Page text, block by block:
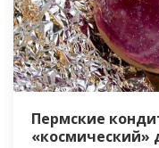
Пермские
«космический»